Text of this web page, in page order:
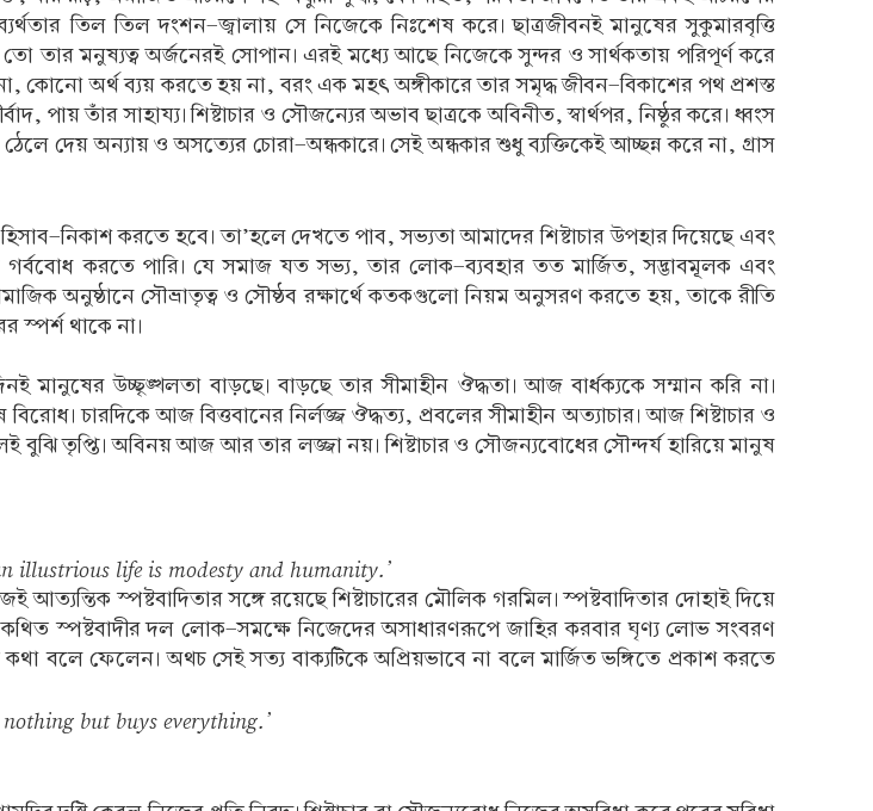
তিল তিল দংশন-জ্বালায় সে নিজেকে নিঃশেষ করে। ছাত্রজীবনই মানুষের সুকুমারবৃত্তি
তো তার মনুষ্যত্ব অর্জনেরই সোপান। এরই মধ্যে আছে নিজেকে সুন্দর ও সার্থকতায় পরিপূর্ণ করে
কোনো অর্থ ব্যয় করতে হয় না, বরং এক মহৎ অঙ্গীকারে তার সমৃদ্ধ জীবন-বিকাশের পথ প্রশস্ত
পায় তাঁর সাহায্য। শিষ্টাচার ও সৌজন্যের অভাব ছাত্রকে অবিনীত, স্বার্থপর, নিষ্ঠুর করে। ধ্বংস
দেয় অন্যায় ও অসত্যের চোরা-অন্ধকারে। সেই অন্ধকার শুধু ব্যক্তিকেই আচ্ছন্ন করে না, গ্রাস
নিকাশ করতে হবে। তা’হলে দেখতে পাব, সভ্যতা আমাদের শিষ্টাচার উপহার দিয়েছে এবং
করতে পারি। যে সমাজ যত সভ্য, তার লোক-ব্যবহার তত মার্জিত, সদ্ভাবমূলক এবং
অনুষ্ঠানে সৌভ্রাতৃত্ব ও সৌষ্ঠব রক্ষার্থে কতকগুলো নিয়ম অনুসরণ করতে হয়, তাকে রীতি
স্পর্শ থাকে না।
মানুষের উচ্ছৃঙ্খলতা বাড়ছে। বাড়ছে তার সীমাহীন ঔদ্ধতা। আজ বার্ধক্যকে সম্মান করি না।
চারদিকে আজ বিত্তবানের নির্লজ্জ ঔদ্ধত্য, প্রবলের সীমাহীন অত্যাচার। আজ শিষ্টাচার ও
তৃপ্তি। অবিনয় আজ আর তার লজ্জা নয়। শিষ্টাচার ও সৌজন্যবোধের সৌন্দর্য হারিয়ে মানুষ
illustrious life is modesty and humanity.’
স্পষ্টবাদিতার সঙ্গে রয়েছে শিষ্টাচারের মৌলিক গরমিল। স্পষ্টবাদিতার দোহাই দিয়ে
স্পষ্টবাদীর দল লোক-সমক্ষে নিজেদের অসাধারণরূপে জাহির করবার ঘৃণ্য লোভ সংবরণ
বলে ফেলেন। অথচ সেই সত্য বাক্যটিকে অপ্রিয়ভাবে না বলে মার্জিত ভঙ্গিতে প্রকাশ করতে
nothing but buys everything.’